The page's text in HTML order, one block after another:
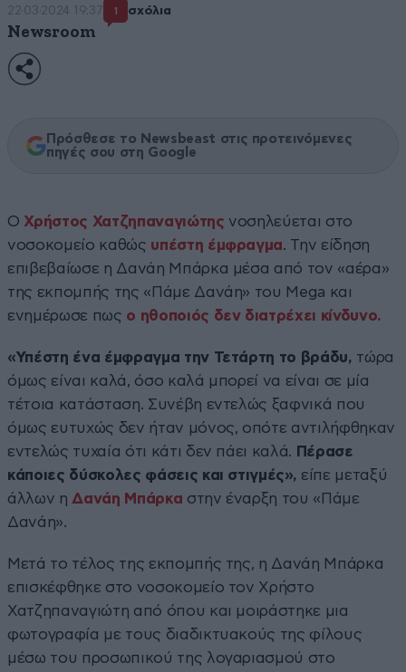
22·03·2024 19:37 1 σχόλια
Newsroom
Πρόσθεσε το Newsbeast στις προτεινόμενες
πηγές σου στη Google
Ο Χρήστος Χατζηπαναγιώτης νοσηλεύεται στο
νοσοκομείο καθώς υπέστη έμφραγμα. Την είδηση
επιβεβαίωσε η Δανάη Μπάρκα μέσα από τον «αέρα»
της εκπομπής της «Πάμε Δανάη» του Mega και
ενημέρωσε πως ο ηθοποιός δεν διατρέχει κίνδυνο.
«Υπέστη ένα έμφραγμα την Τετάρτη το βράδυ, τώρα
όμως είναι καλά, όσο καλά μπορεί να είναι σε μία
τέτοια κατάσταση. Συνέβη εντελώς ξαφνικά που
όμως ευτυχώς δεν ήταν μόνος, οπότε αντιλήφθηκαν
εντελώς τυχαία ότι κάτι δεν πάει καλά. Πέρασε
κάποιες δύσκολες φάσεις και στιγμές», είπε μεταξύ
άλλων η Δανάη Μπάρκα στην έναρξη του «Πάμε
Δανάη».
Μετά το τέλος της εκπομπής της, η Δανάη Μπάρκα
επισκέφθηκε στο νοσοκομείο τον Χρήστο
Χατζηπαναγιώτη από όπου και μοιράστηκε μια
φωτογραφία με τους διαδικτυακούς της φίλους
μέσω του προσωπικού της λογαριασμού στο